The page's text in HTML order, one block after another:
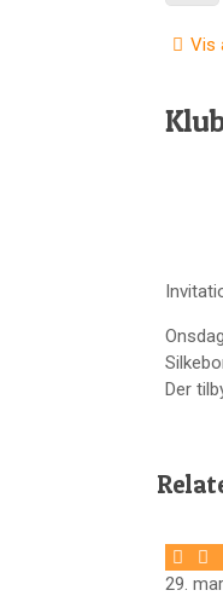
Vis
Der
29.